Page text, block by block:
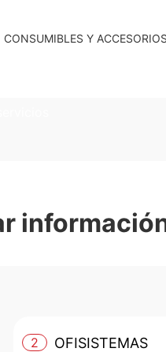
CONSUMIBLES Y ACCESORIOS
2 OFISISTEMAS